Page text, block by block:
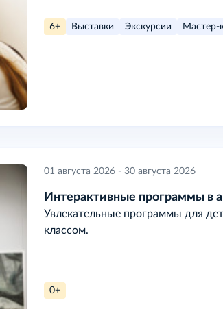
6+ Выставки Экскурсии Мастер-
01 августа 2026 - 30 августа 2026
Интерактивные программы в
Увлекательные программы для
классом.
0+